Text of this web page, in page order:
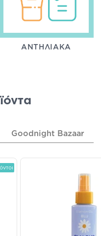
ΑΝΤΗΛΙΑΚΆ
Goodnight Bazaar